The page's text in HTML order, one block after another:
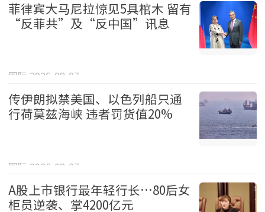
菲律宾大马尼拉惊见5具棺木 留有
“反菲共”及“反中国”讯息
国际 2026-08-07
传伊朗拟禁美国、以色列船只通
行荷莫兹海峡 违者罚货值20%
国际 2026-08-07
A股上市银行最年轻行长…80后女
柜员逆袭、掌4200亿元